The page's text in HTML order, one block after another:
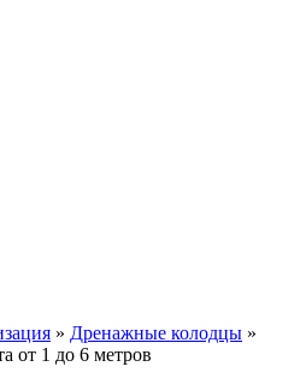
» Дренажные колодцы »
от 1 до 6 метров